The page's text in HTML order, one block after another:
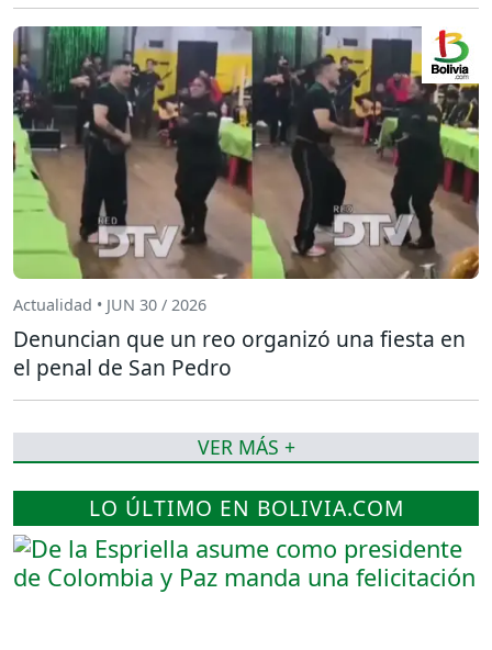
LO ÚLTIMO EN BOLIVIA.COM
Actualidad • JUN 30 / 2026
Denuncian que un reo organizó una fiesta en
el penal de San Pedro
VER MÁS +